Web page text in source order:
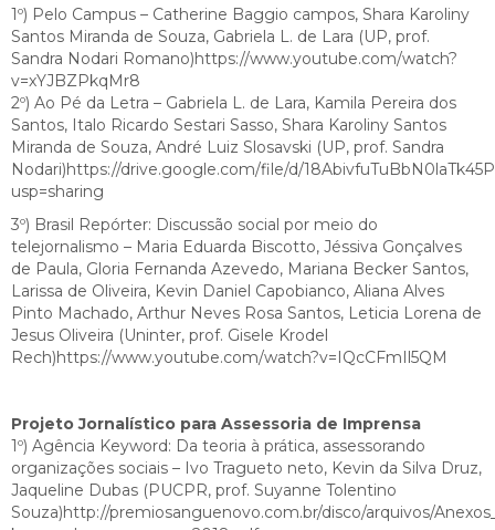
1º) Pelo Campus – Catherine Baggio campos, Shara Karoliny
Santos Miranda de Souza, Gabriela L. de Lara (UP, prof.
Sandra Nodari Romano)https://www.youtube.com/watch?
v=xYJBZPkqMr8
2º) Ao Pé da Letra – Gabriela L. de Lara, Kamila Pereira dos
Santos, Italo Ricardo Sestari Sasso, Shara Karoliny Santos
Miranda de Souza, André Luiz Slosavski (UP, prof. Sandra
Nodari)https://drive.google.com/file/d/
usp=sharing
3º) Brasil Repórter: Discussão social por meio do
telejornalismo – Maria Eduarda Biscotto, Jéssiva Gonçalves
de Paula, Gloria Fernanda Azevedo, Mariana Becker Santos,
Larissa de Oliveira, Kevin Daniel Capobianco, Aliana Alves
Pinto Machado, Arthur Neves Rosa Santos, Leticia Lorena de
Jesus Oliveira (Uninter, prof. Gisele Krodel
Rech)https://www.youtube.com/watch?v=IQcCFmIl5QM
Projeto Jornalístico para Assessoria de Imprensa
1º) Agência Keyword: Da teoria à prática, assessorando
organizações sociais – Ivo Tragueto neto, Kevin da Silva Druz,
Jaqueline Dubas (PUCPR, prof. Suyanne Tolentino
Souza)http://premiosanguenovo.com.br/disco/arquivos/